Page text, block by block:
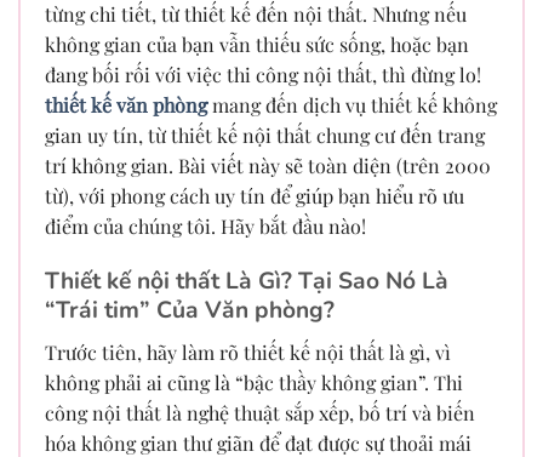
từng chi tiết, từ thiết kế đến nội thất. Nhưng nếu
không gian của bạn vẫn thiếu sức sống, hoặc bạn
đang bối rối với việc thi công nội thất, thì đừng lo!
thiết kế văn phòngmang đến dịch vụ thiết kế không
gian uy tín, từ thiết kế nội thất chung cư đến trang
trí không gian. Bài viết này sẽ toàn diện (trên 2000
từ), với phong cách uy tín để giúp bạn hiểu rõ ưu
điểm của chúng tôi. Hãy bắt đầu nào!
Thiết kế nội thất Là Gì? Tại Sao Nó Là
“Trái tim” Của Văn phòng?
Trước tiên, hãy làm rõ thiết kế nội thất là gì, vì
không phải ai cũng là “bậc thầy không gian”. Thi
công nội thất là nghệ thuật sắp xếp, bố trí và biến
hóa không gian thư giãn để đạt được sự thoải mái